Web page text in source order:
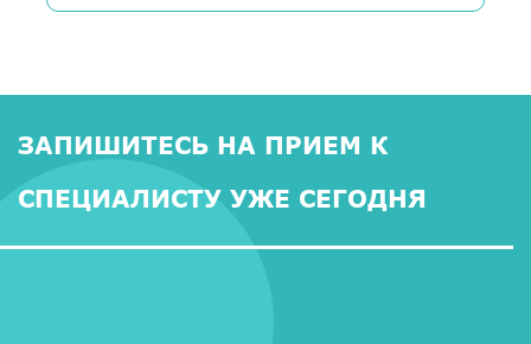
ЗАПИШИТЕСЬ НА ПРИЕМ К
СПЕЦИАЛИСТУ УЖЕ СЕГОДНЯ